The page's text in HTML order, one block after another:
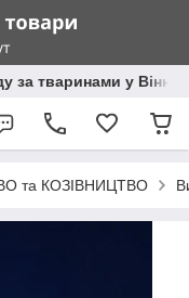
за тваринами у
та КОЗІВНИЦТВО